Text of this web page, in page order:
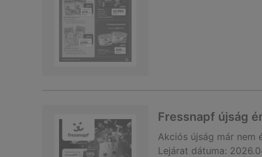
Fressnapf újság
Akciós újság már nem
Lejárat dátuma: